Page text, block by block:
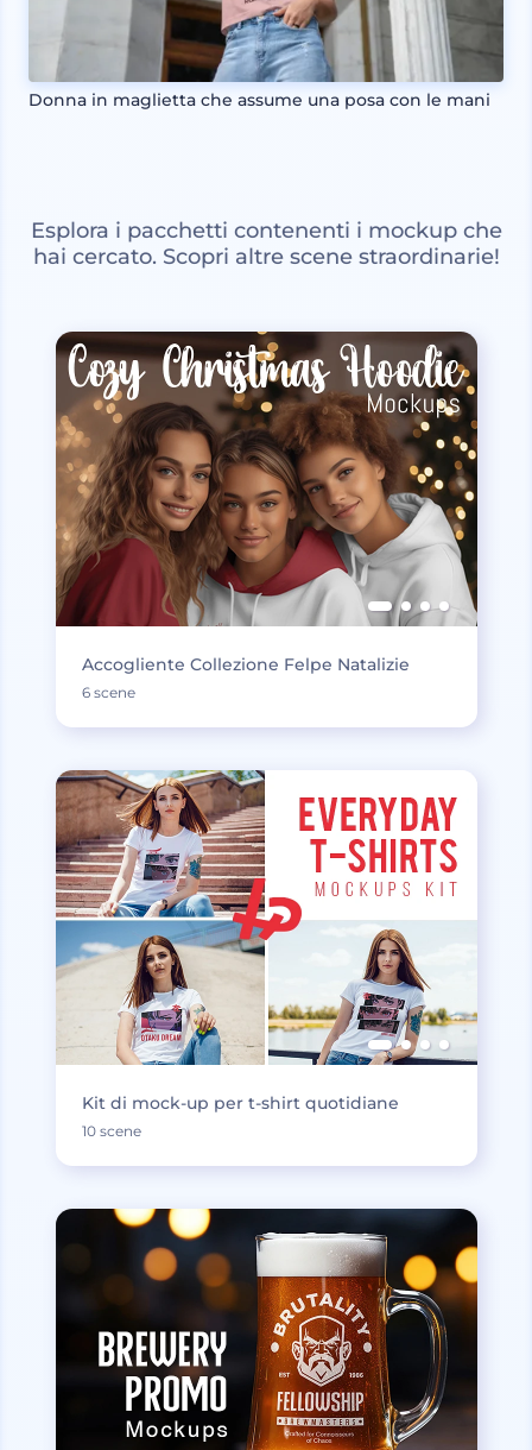
Donna in maglietta che assume una posa con le mani
Esplora i pacchetti contenenti i mockup che
hai cercato. Scopri altre scene straordinarie!
Accogliente Collezione Felpe Natalizie
6 scene
Kit di mock-up per t-shirt quotidiane
10 scene